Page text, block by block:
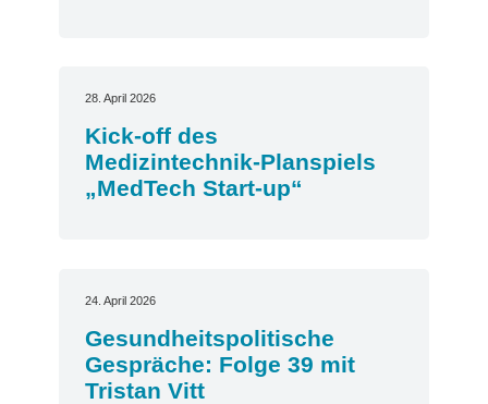
28. April 2026
Kick-off des
Medizintechnik-Planspiels
„MedTech Start-up“
24. April 2026
Gesundheitspolitische
Gespräche: Folge 39 mit
Tristan Vitt